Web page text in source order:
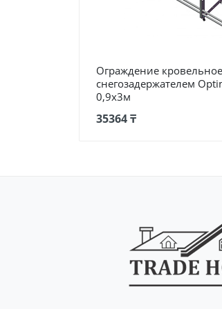
Ограждение
снегозадержателем
0,9х3м
35364 ₸